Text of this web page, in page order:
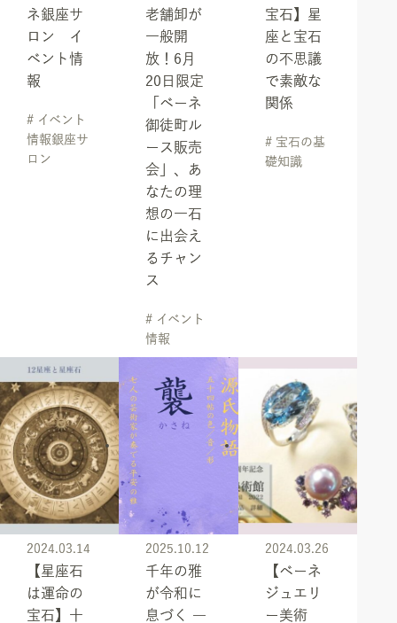
ネ銀座サ
ロン イ
ベント情
報
# イベント
情報銀座サ
ロン
老舗卸が
一般開
放！6月
20日限定
「ベーネ
御徒町ル
ース販売
会」、あ
なたの理
想の一石
に出会え
るチャン
ス
# イベント
情報
宝石】星
座と宝石
の不思議
で素敵な
関係
# 宝石の基
礎知識
2024.03.14
【星座石
は運命の
宝石】十
2025.10.12
千年の雅
が令和に
息づく ―
2024.03.26
【ベーネ
ジュエリ
ー美術